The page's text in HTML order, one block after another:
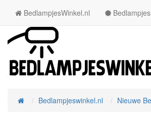
BedlampjesWinkel.nl Bedlampjes
HomeBedlampjeswinkel.nl Nieuwe